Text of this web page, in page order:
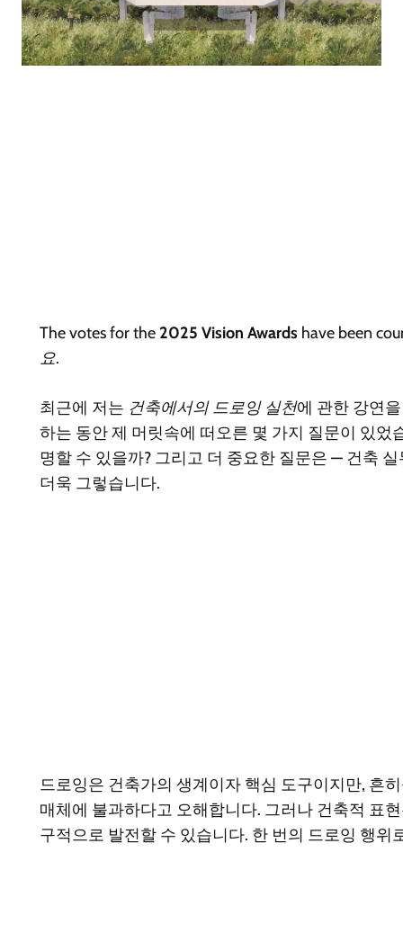
The votes for the 2025 Vision Awards have been
요.
최근에 저는 건축에서의 드로잉 실천에 관한 강연
하는 동안 제 머릿속에 떠오른 몇 가지 질문이 있
명할 수 있을까? 그리고 더 중요한 질문은 — 건축
더욱 그렇습니다.
드로잉은 건축가의 생계이자 핵심 도구이지만, 흔
매체에 불과하다고 오해합니다. 그러나 건축적 표
구적으로 발전할 수 있습니다. 한 번의 드로잉 행